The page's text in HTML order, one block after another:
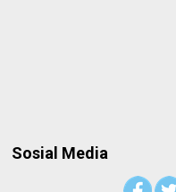
Sosial Media